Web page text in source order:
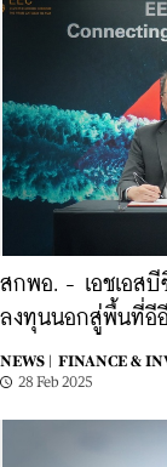
สกพอ. - เอชเอสบี
ลงทุนนอกสู่พื้นที่อี
NEWS |
FINANCE &
28 Feb 2025